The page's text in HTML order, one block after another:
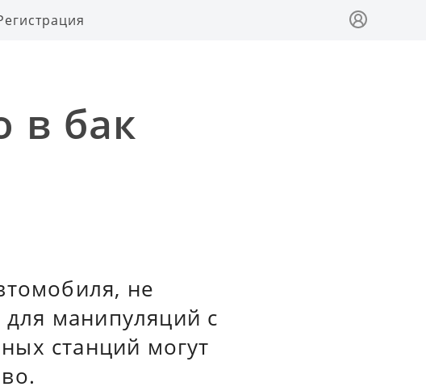
в бак
не
для манипуляций с
станций могут